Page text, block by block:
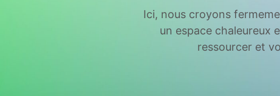
Ici, nous croyons
un espace chaleureux
ressourcer et